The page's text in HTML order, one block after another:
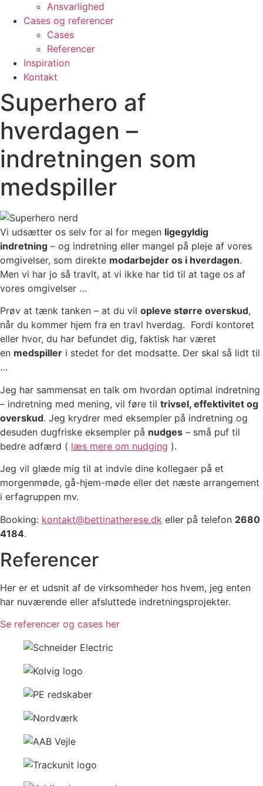
Ansvarlighed
Cases og referencer
Cases
Referencer
Inspiration
Kontakt
Superhero af
hverdagen –
indretningen som
medspiller
Vi udsætter os selv for al for megen ligegyldig
indretning – og indretning eller mangel på pleje af vores
omgivelser, som direkte modarbejder os i hverdagen.
Men vi har jo så travlt, at vi ikke har tid til at tage os af
vores omgivelser …
Prøv at tænk tanken – at du vil opleve større overskud,
når du kommer hjem fra en travl hverdag. Fordi kontoret
eller hvor, du har befundet dig, faktisk har været
en medspiller i stedet for det modsatte. Der skal så lidt til
…
Jeg har sammensat en talk om hvordan optimal indretning
– indretning med mening, vil føre til trivsel, effektivitet og
overskud. Jeg krydrer med eksempler på indretning og
desuden dugfriske eksempler på nudges – små puf til
bedre adfærd ( læs mere om nudging ).
Jeg vil glæde mig til at indvie dine kollegaer på et
morgenmøde, gå-hjem-møde eller det næste arrangement
i erfagruppen mv.
Booking: kontakt@bettinatherese.dk eller på telefon 2680
4184.
Referencer
Her er et udsnit af de virksomheder hos hvem, jeg enten
har nuværende eller afsluttede indretningsprojekter.
Se referencer og cases her